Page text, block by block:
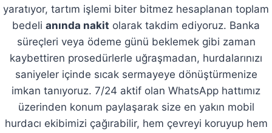
yaratıyor, tartım işlemi biter bitmez hesaplanan toplam
bedeli anında nakit olarak takdim ediyoruz. Banka
süreçleri veya ödeme günü beklemek gibi zaman
kaybettiren prosedürlerle uğraşmadan, hurdalarınızı
saniyeler içinde sıcak sermayeye dönüştürmenize
imkan tanıyoruz. 7/24 aktif olan WhatsApp hattımız
üzerinden konum paylaşarak size en yakın mobil
hurdacı ekibimizi çağırabilir, hem çevreyi koruyup hem